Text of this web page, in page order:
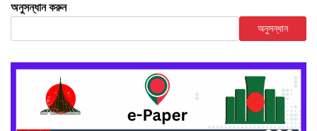
অনুসন্ধান করুন
অনুসন্ধান